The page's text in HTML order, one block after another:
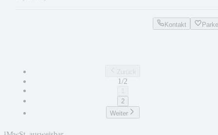
Kontakt
1/2
2
Weiter